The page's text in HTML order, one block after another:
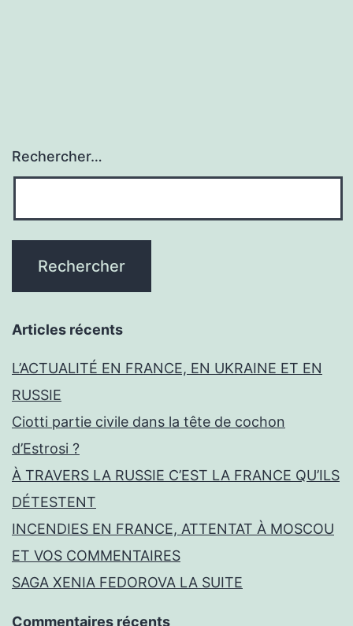
Rechercher…
Articles récents
L’ACTUALITÉ EN FRANCE, EN UKRAINE ET EN
RUSSIE
Ciotti partie civile dans la tête de cochon
d’Estrosi ?
À TRAVERS LA RUSSIE C’EST LA FRANCE QU’ILS
DÉTESTENT
INCENDIES EN FRANCE, ATTENTAT À MOSCOU
ET VOS COMMENTAIRES
SAGA XENIA FEDOROVA LA SUITE
Commentaires récents